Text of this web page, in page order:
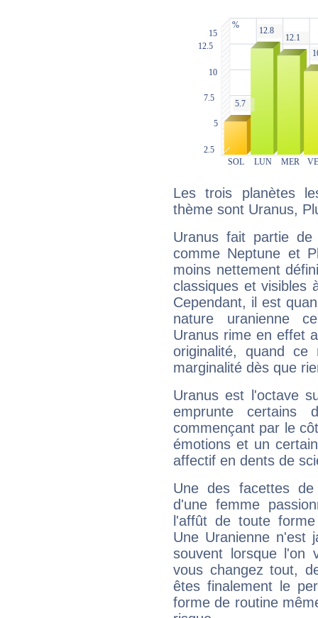
Les trois planètes
thème sont Uranus,
Uranus fait partie
comme Neptune et
moins nettement
classiques et visibles
Cependant, il est
nature uranienne
Uranus rime en effet
originalité, quand ce
marginalité dès que
Uranus est l'octave
emprunte
commençant par le
émotions et un
affectif en dents de
Une des facettes
d'une femme
l'affût de toute
Une Uranienne n'est
souvent lorsque l'on
vous changez tout,
êtes finalement le
forme de routine